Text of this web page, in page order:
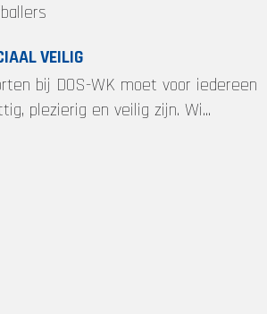
VEILIG
bij DOS-WK moet voor iedereen
plezierig en veilig zijn. Wi...